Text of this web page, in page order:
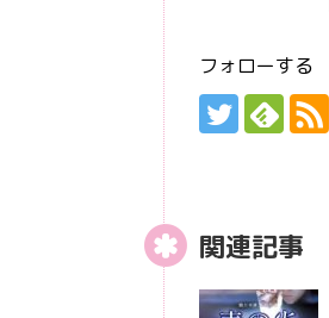
フォローする
関連記事